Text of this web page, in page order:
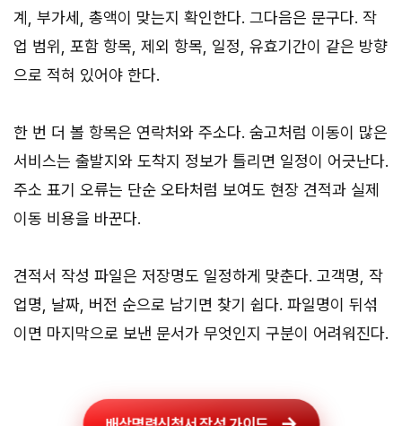
계, 부가세, 총액이 맞는지 확인한다. 그다음은 문구다. 작
업 범위, 포함 항목, 제외 항목, 일정, 유효기간이 같은 방향
으로 적혀 있어야 한다.
한 번 더 볼 항목은 연락처와 주소다. 숨고처럼 이동이 많은
서비스는 출발지와 도착지 정보가 틀리면 일정이 어긋난다.
주소 표기 오류는 단순 오타처럼 보여도 현장 견적과 실제
이동 비용을 바꾼다.
견적서 작성 파일은 저장명도 일정하게 맞춘다. 고객명, 작
업명, 날짜, 버전 순으로 남기면 찾기 쉽다. 파일명이 뒤섞
이면 마지막으로 보낸 문서가 무엇인지 구분이 어려워진다.